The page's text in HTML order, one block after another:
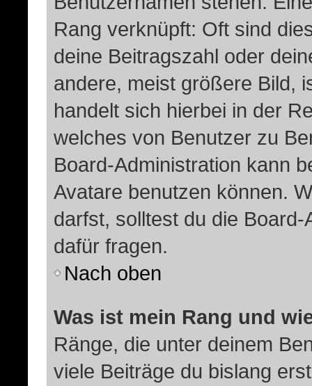
Rang verknüpft: Oft sind
deine Beitragszahl oder
andere, meist größere Bild,
handelt sich hierbei in der
welches von Benutzer zu
Board-Administration kann
Avatare benutzen können.
darfst, solltest du die
dafür fragen.
Nach oben
Was ist mein Rang und
Ränge, die unter deinem
viele Beiträge du bislang